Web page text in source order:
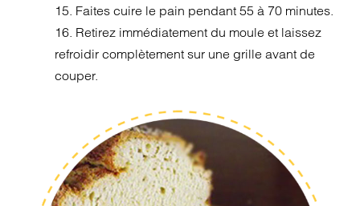
15. Faites cuire le pain pendant 55 à 70 minutes.
16. Retirez immédiatement du moule et laissez
refroidir complètement sur une grille avant de
couper.